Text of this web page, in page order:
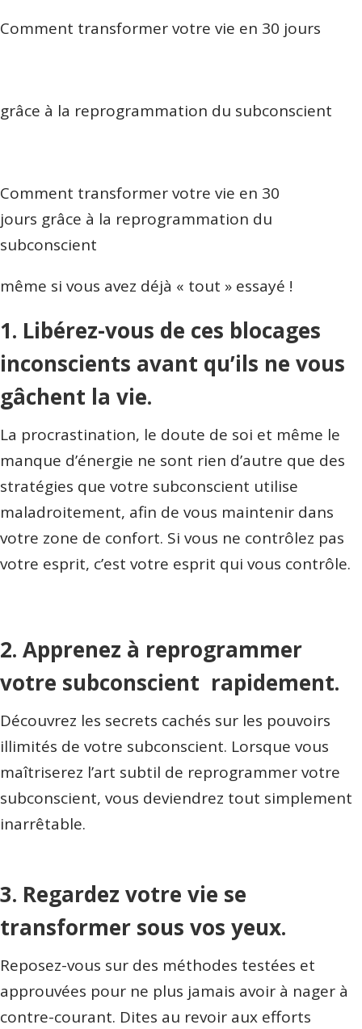
Comment transformer votre vie en 30 jours
grâce à la reprogrammation du subconscient
Comment transformer votre vie en 30
jours grâce à la reprogrammation du
subconscient
même si vous avez déjà « tout » essayé !
1. Libérez-vous de ces blocages
inconscients avant qu’ils ne vous
gâchent la vie.
La procrastination, le doute de soi et même le
manque d’énergie ne sont rien d’autre que des
stratégies que votre subconscient utilise
maladroitement, afin de vous maintenir dans
votre zone de confort. Si vous ne contrôlez pas
votre esprit, c’est votre esprit qui vous contrôle.
2. Apprenez à reprogrammer
votre subconscient rapidement.
Découvrez les secrets cachés sur les pouvoirs
illimités de votre subconscient. Lorsque vous
maîtriserez l’art subtil de reprogrammer votre
subconscient, vous deviendrez tout simplement
inarrêtable.
3. Regardez votre vie se
transformer sous vos yeux.
Reposez-vous sur des méthodes testées et
approuvées pour ne plus jamais avoir à nager à
contre-courant. Dites au revoir aux efforts